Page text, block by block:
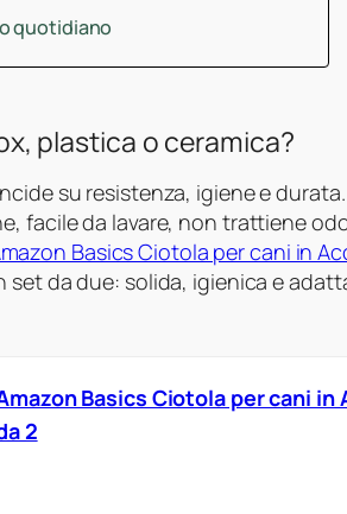
quotidiano
plastica o ceramica?
su resistenza, igiene e
facile da lavare, non trattiene
Basics Ciotola per cani in
set da due: solida, igienica e
Basics Ciotola per cani
2